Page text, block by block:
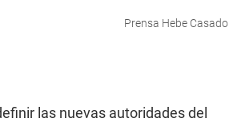
Prensa Hebe Casado
las nuevas autoridades del